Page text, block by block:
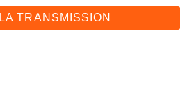
TRANSMISSION